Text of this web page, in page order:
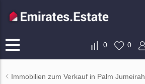
0 0
Immobilien zum Verkauf in Palm Jumeirah